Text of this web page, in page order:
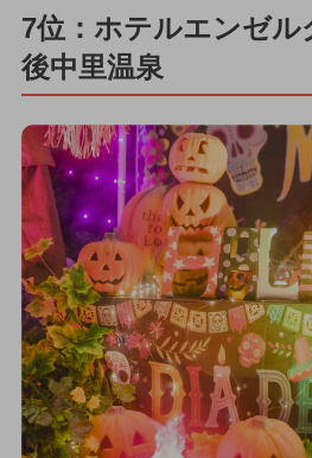
7位：ホテルエンゼ
後中里温泉